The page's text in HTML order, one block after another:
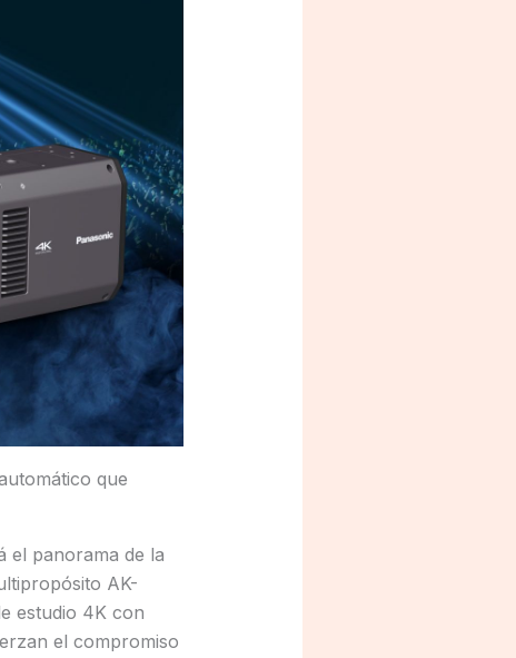
que
el panorama de la
AK-
estudio 4K con
el compromiso